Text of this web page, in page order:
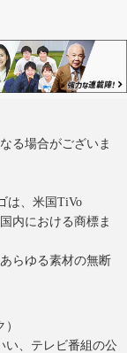
る場合がございま
は、米国TiVo
内における商標ま
らゆる素材の無断
い、テレビ番組の公